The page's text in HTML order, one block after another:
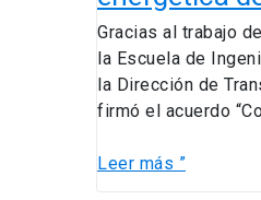
Gracias al trabajo
la Escuela de
la Dirección de
firmó el acuerdo
para
avanzar
en
autonomía
deLeer más ”